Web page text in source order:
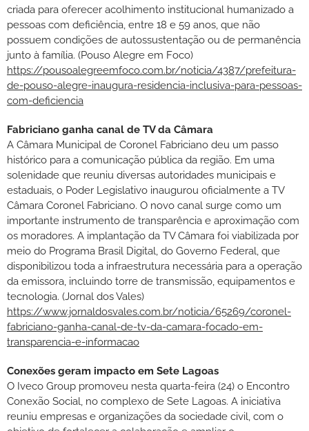
criada para oferecer acolhimento institucional humanizado a
pessoas com deficiência, entre 18 e 59 anos, que não
possuem condições de autossustentação ou de permanência
junto à família. (Pouso Alegre em Foco)
https://pousoalegreemfoco.com.br/noticia/4387/prefeitura-
de-pouso-alegre-inaugura-residencia-inclusiva-para-pessoas-
com-deficiencia
Fabriciano ganha canal de TV da Câmara
A Câmara Municipal de Coronel Fabriciano deu um passo
histórico para a comunicação pública da região. Em uma
solenidade que reuniu diversas autoridades municipais e
estaduais, o Poder Legislativo inaugurou oficialmente a TV
Câmara Coronel Fabriciano. O novo canal surge como um
importante instrumento de transparência e aproximação com
os moradores. A implantação da TV Câmara foi viabilizada por
meio do Programa Brasil Digital, do Governo Federal, que
disponibilizou toda a infraestrutura necessária para a operação
da emissora, incluindo torre de transmissão, equipamentos e
tecnologia. (Jornal dos Vales)
https://www.jornaldosvales.com.br/noticia/65269/coronel-
fabriciano-ganha-canal-de-tv-da-camara-focado-em-
transparencia-e-informacao
Conexões geram impacto em Sete Lagoas
O Iveco Group promoveu nesta quarta-feira (24) o Encontro
Conexão Social, no complexo de Sete Lagoas. A iniciativa
reuniu empresas e organizações da sociedade civil, com o